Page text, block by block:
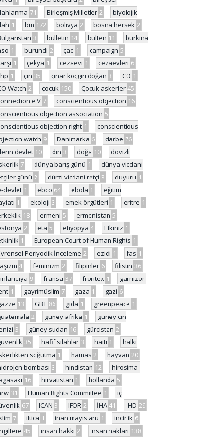
71 Birleşmiş Milletler 2
biyolojik
1 bm 172 bolivya 2 bosna hersek 2
3 bulletin 14 bülten 11
burkina
1 burundi 2 çad 1 campaign 5
1 çekya 1 cezaevi 1 cezaevleri 6
1 çin 35 çınar koçgiri doğan 3 CO 1
Watch 2 çocuk 150 Çocuk askerler 45
e.V 7 conscientious objection 16
objection association 5
objection right 1
conscientious
watch 9 Danimarka 6 darbe 76
devlet 10 din 3 doğa 10
dövizli
7 dünya barış günü 1
dünya vicdani
günü 2 dürzi vicdani retçi 3 duyuru 1
devlet 1 ebco 64 ebola 1
eğitim
1 ekoloji 3 emek örgütleri 1 eritre 1
18 ermeni 5 ermenistan 5
2 eta 5 etiyopya 4 Etkiniz 1
1 European Court of Human Rights 1
Periyodik İnceleme 2 ezidi 1 fas 1
4 feminizm 2 filipinler 6 filistin 36
9 fransa 37 frontex 1
garnizon
1 gayrimüslim 7 gaza 1 gazi 6
13 GBT 86 gıda 1 greenpeace 1
2 güney afrika 1
güney çin
3 güney sudan 16 gürcistan 2
35 hafif silahlar 3 haiti 1
halkı
soğutma 1 hamas 2 hayvan 20
bombası 3 hindistan 12
hirosima-
16 hırvatistan 1 hollanda 5
31 Human Rights Committee 1
iç
67 ICAN 3 IFOR 2 İHA 41 İHD 29
7 iltica 1 inan mayıs aru 1 incirlik 6
45 insan hakkı 2 insan hakları 138